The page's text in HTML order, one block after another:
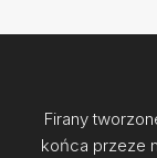
Firany
końca przeze